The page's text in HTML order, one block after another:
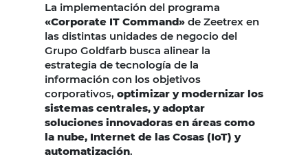
La implementación del programa
«Corporate IT Command» de Zeetrex en
las distintas unidades de negocio del
Grupo Goldfarb busca alinear la
estrategia de tecnología de la
información con los objetivos
corporativos, optimizar y modernizar los
sistemas centrales, y adoptar
soluciones innovadoras en áreas como
la nube, Internet de las Cosas (IoT) y
automatización.